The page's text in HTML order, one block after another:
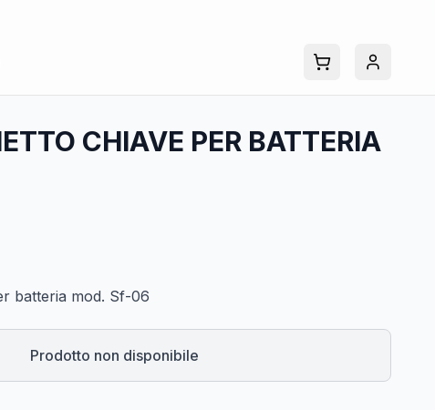
CHIAVE PER BATTERIA
batteria mod. Sf-06
Prodotto non disponibile